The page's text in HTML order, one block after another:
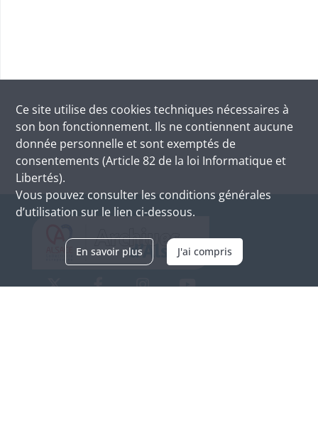
Ce site utilise des cookies techniques nécessaires à
son bon fonctionnement. Ils ne contiennent aucune
donnée personnelle et sont exemptés de
consentements (Article 82 de la loi Informatique et
Libertés).
Vous pouvez consulter les conditions générales
d’utilisation sur le lien ci-dessous.
En savoir plus J'ai compris